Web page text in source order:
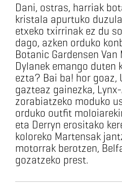
Dani, ostras, harriak
kristala apurtuko
etxeko txirrinak ez du
dago, azken orduko
Botanic Gardensen
Dylanek emango duten
ezta? Bai ba! hor goaz,
gazteaz gainezka,
zorabiatzeko moduko
orduko outfit
eta Derryn erositako
koloreko Martensak
motorrak berotzen,
gozatzeko prest.